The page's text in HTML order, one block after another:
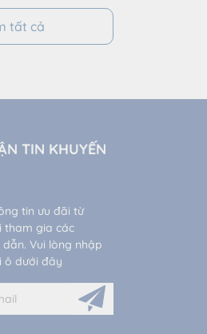
LÍTtất cả
TIN KHUYẾN
tin ưu đãi từ
tham gia các
Vui lòng nhập
ô dưới đây